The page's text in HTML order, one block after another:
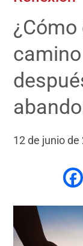
¿Cómo
12 de junio de